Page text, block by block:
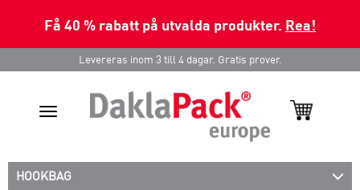
Få 40 % rabatt på utvalda produkter. Rea!
Levereras inom 3 till 4 dagar. Gratis prover.
Toggle
HOOKBAG